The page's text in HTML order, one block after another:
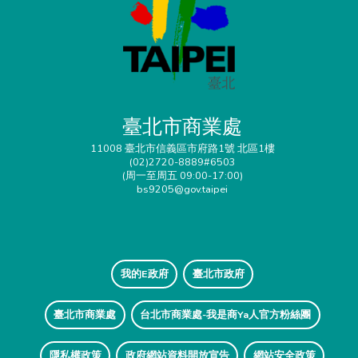
臺北市商業處
11008 臺北市信義區市府路1號 北區1樓
(02)2720-8889#6503
(周一至周五 09:00-17:00)
bs9205@gov.taipei
我的E政府 臺北市政府
臺北市商業處 台北市商業處-我是商Ya人官方粉絲團